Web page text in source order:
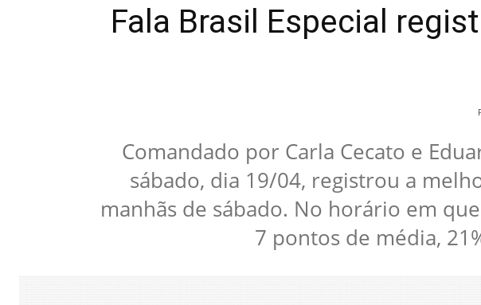
Fala Brasil Especial
Comandado por Carla Cecato e
sábado, dia 19/04, registrou a
manhãs de sábado. No horário em
7 pontos de média,